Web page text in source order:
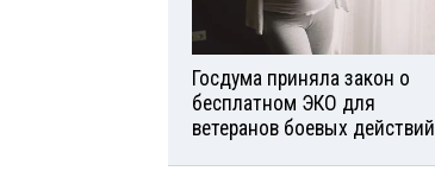
Госдума приняла закон о
бесплатном ЭКО для
ветеранов боевых действий